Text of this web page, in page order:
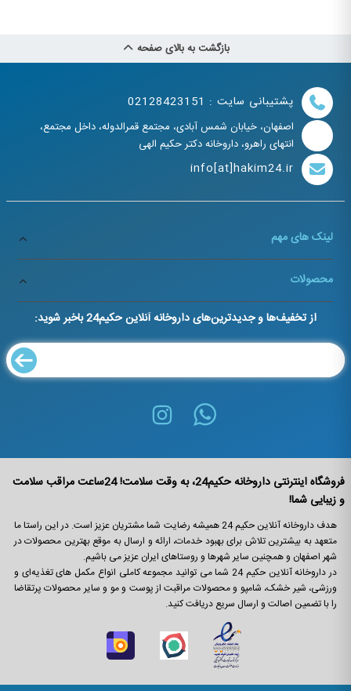
بازگشت به بالای صفحه
پشتیبانی سایت : 02128423151
اصفهان، خیابان شمس آبادی، مجتمع قمرالدوله، داخل مجتمع،
انتهای راهرو، داروخانه دکتر حکیم الهی
info[at]hakim24.ir
لینک های مهم
محصولات
از تخفیف‌ها و جدیدترین‌های داروخانه آنلاین حکیم24 باخبر شوید:
فروشگاه اینترنتی داروخانه حکیم24، به وقت سلامت! 24ساعت مراقب سلامت
و زیبایی شما!
هدف داروخانه آنلاین حکیم 24 همیشه رضایت شما مشتریان عزیز است. در این راستا ما
متعهد به بیشترین تلاش برای بهبود خدمات، ارائه و ارسال به موقع بهترین محصولات در
شهر اصفهان و همچنین سایر شهرها و روستاهای ایران عزیز می باشیم.
در داروخانه آنلاین حکیم 24 شما می ‌توانید مجموعه کاملی انواع مکمل‌ های تغذیه‌ای و
ورزشی، شیر خشک، شامپو و محصولات مراقبت از پوست و مو و سایر محصولات پرتقاضا
را با تضمین اصالت و ارسال سریع دریافت کنید.